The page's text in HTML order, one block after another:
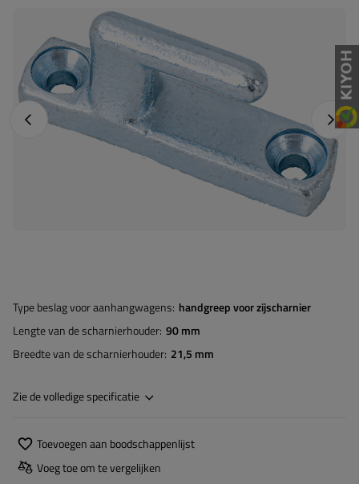
Vorige foto
Type beslag voor aanhangwagens handgreep voor zijscharnier
Lengte van de scharnierhouder 90 mm
Breedte van de scharnierhouder 21,5 mm
Zie de volledige specificatie
Toevoegen aan boodschappenlijst
Voeg toe om te vergelijken